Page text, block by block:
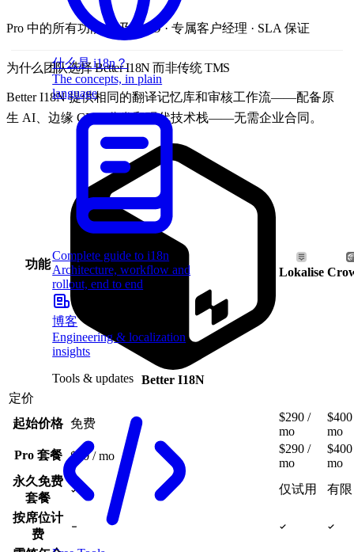
什么是 i18n？
The concepts, in plain
language
Complete guide to i18n
Architecture, workflow and
rollout, end to end
博客
Engineering & localization
insights
Tools & updates
Pro 中的所有功能,以及: SSO · 专属客户经理 · SLA 保证
为什么团队选择 Better I18N 而非传统 TMS
Better I18N 提供相同的翻译记忆库和审核工作流——配备原
生 AI、边缘 CDN 分发和现代技术栈——无需企业合同。
功能
Better I18N
Lokalise
定价
起始价格 免费
$290 /
mo
mo
Pro 套餐
$20 / mo
$290 /
mo
mo
永久免费
套餐
仅试用 有限
按席位计
费